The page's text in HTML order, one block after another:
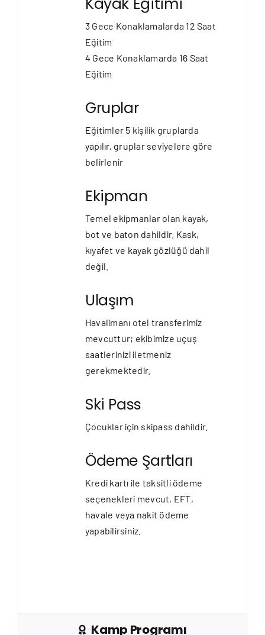
3 Gece Konaklamalarda 12 Saat
Eğitim
4 Gece Konaklamarda 16 Saat
Eğitim
Gruplar
Eğitimler 5 kişilik gruplarda
yapılır, gruplar seviyelere göre
belirlenir
Ekipman
Temel ekipmanlar olan kayak,
bot ve baton dahildir. Kask,
kıyafet ve kayak gözlüğü dahil
değil.
Ulaşım
Havalimanı otel transferimiz
mevcuttur; ekibimize uçuş
saatlerinizi iletmeniz
gerekmektedir.
Ski Pass
Çocuklar için skipass dahildir.
Ödeme Şartları
Kredi kartı ile taksitli ödeme
seçenekleri mevcut, EFT,
havale veya nakit ödeme
yapabilirsiniz.
Kamp Programı